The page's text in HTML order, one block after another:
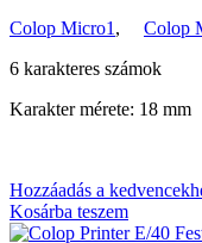
Colop Micro1, Colop
6 karakteres számok
Karakter mérete: 18 mm
Hozzáadás a
Kosárba teszem